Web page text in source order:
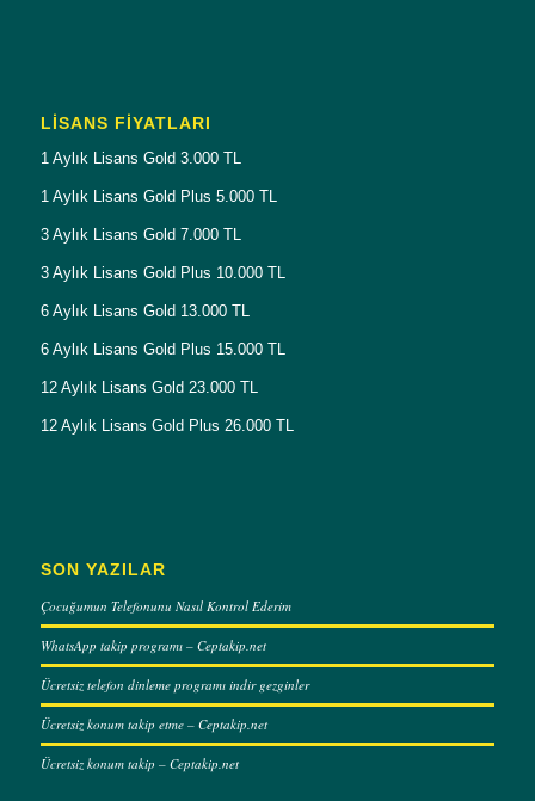
LISANS FIYATLARI
1 Aylık Lisans Gold 3.000 TL
1 Aylık Lisans Gold Plus 5.000 TL
3 Aylık Lisans Gold 7.000 TL
3 Aylık Lisans Gold Plus 10.000 TL
6 Aylık Lisans Gold 13.000 TL
6 Aylık Lisans Gold Plus 15.000 TL
12 Aylık Lisans Gold 23.000 TL
12 Aylık Lisans Gold Plus 26.000 TL
SON YAZILAR
Çocuğumun Telefonunu Nasıl Kontrol Ederim
WhatsApp takip programı – Ceptakip.net
Ücretsiz telefon dinleme programı indir gezginler
Ücretsiz konum takip etme – Ceptakip.net
Ücretsiz konum takip – Ceptakip.net